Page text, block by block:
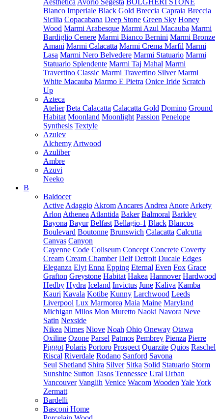
Aesthetica Avorio Segesta BOLGHERI STONE
Bianco Imperiale Black Gold Breccia Capraia Breccia
Sicilia Copacabana Deep Stone Green Sky Honey
Wood Marmi Arabesque Marmi Azul Macauba Marmi
Bardiglio Cenere Marmi Bianco Bernini Marmi Bronze
Amani Marmi Calacatta Marmi Crema Marfil Marmi
Lasa Marmi Nero Belvedere Marmi Statuario Marmi
Statuario Splendente Marmi Taj Mahal Marmi
Travertino Classic Marmi Travertino Silver Marmi
White Macauba Marmo E Pietra Onice Iride Scratch
Up
Azteca
Atelier Beta Calacatta Calacatta Gold Domino Ground
Habitat Moonland Moonlight Passion Penelope
Synthesis Textyle
Azulev
Alchemy Artwood
Azuliber
Ambre
Azuvi
Neeko
B
Baldocer
Active Adaggio Akrom Ancares Andrea Anore Arkety
Arlon Athenea Atlantida Baker Balmoral Barkley
Bayona Bayur Belfast Bellagio-1 Black Blancos
Boulevard Boutonne Brunswich Calacatta Calcutta
Canvas Canyon
Cayenne Code Coliseum Concept Concrete Coverty
Cream Cream Chamber Delf Detroit Ducale Edges
Eleganza Elyt Enna Epping Eternal Even Fox Grace
Grafton Greystone Habitat Hakea Hannover Hardwood
Hedby Hydra Iceland Invictus June Kaliva Kamba
Kauri Kavala Kotibe Kunny Larchwood Leeds
Liverpool Lux Marmorea Maia Maine Maryland
Michigan Milos Mon Muretto Naoki Navora Neve
Satin Nexside
Nikea Nimes Niove Noah Ohio Oneway Otawa
Oxiline Ozone Parsel Patmos Pembrey Pienza Pierre
Piggot Polaris Portoro Prospect Quarzite Quios Raschel
Riscal Riverdale Rodano Sanford Savona
Seul Shetland Shira Silver Sitka Solid Statuario Storm
Sunshine Sutton Tasos Tennessee Ural Urban
Vancouver Vanglih Venice Wacom Wooden YaleYork
Zermatt
Bardelli
Basconi Home